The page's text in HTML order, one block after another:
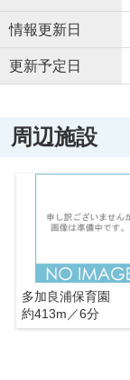
情報更新日
更新予定日
周辺施設
多加良浦保育園
約413m／6分